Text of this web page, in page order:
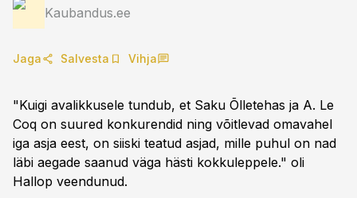
Kaubandus.ee
Jaga Salvesta Vihja
"Kuigi avalikkusele tundub, et Saku Õlletehas ja A. Le
Coq on suured konkurendid ning võitlevad omavahel
iga asja eest, on siiski teatud asjad, mille puhul on nad
läbi aegade saanud väga hästi kokkuleppele." oli
Hallop veendunud.